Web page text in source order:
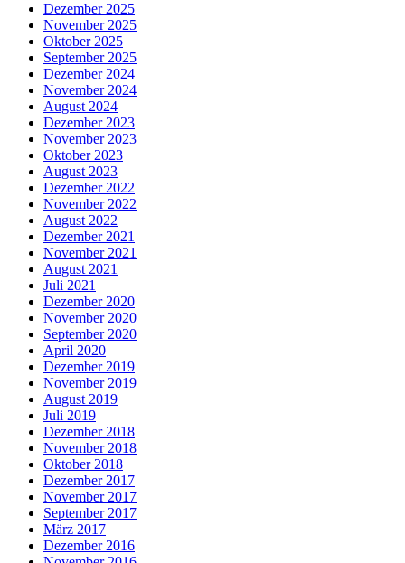
Dezember 2025
November 2025
Oktober 2025
September 2025
Dezember 2024
November 2024
August 2024
Dezember 2023
November 2023
Oktober 2023
August 2023
Dezember 2022
November 2022
August 2022
Dezember 2021
November 2021
August 2021
Juli 2021
Dezember 2020
November 2020
September 2020
April 2020
Dezember 2019
November 2019
August 2019
Juli 2019
Dezember 2018
November 2018
Oktober 2018
Dezember 2017
November 2017
September 2017
März 2017
Dezember 2016